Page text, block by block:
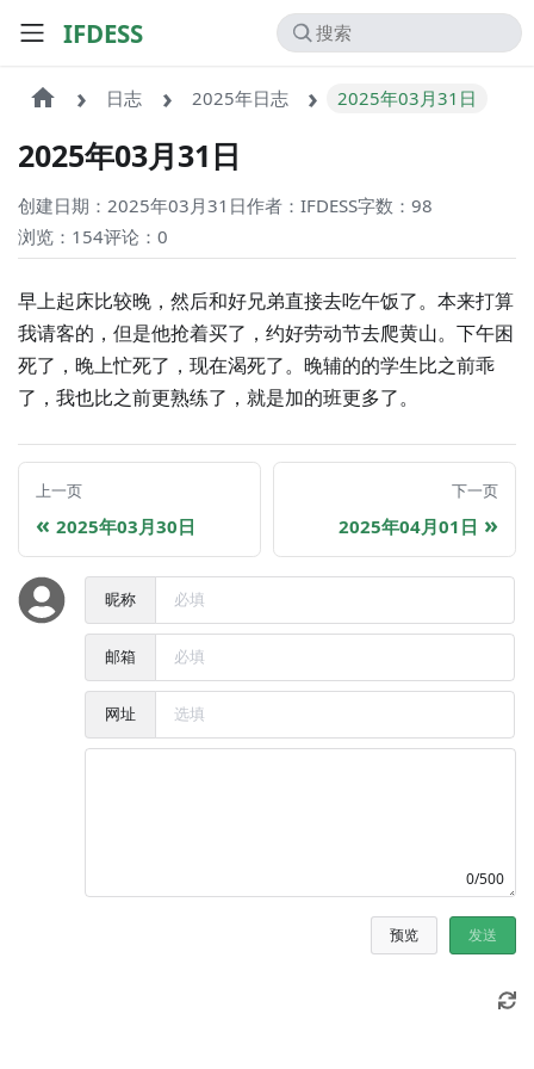
IFDESS
日志 2025年日志 2025年03月31日
2025年03月31日
创建日期：2025年03月31日作者：IFDESS字数：98
浏览：154评论：0
早上起床比较晚，然后和好兄弟直接去吃午饭了。本来打算
我请客的，但是他抢着买了，约好劳动节去爬黄山。下午困
死了，晚上忙死了，现在渴死了。晚辅的的学生比之前乖
了，我也比之前更熟练了，就是加的班更多了。
上一页
2025年03月30日
下一页
2025年04月01日
昵称
邮箱
网址
0/500
预览 发送